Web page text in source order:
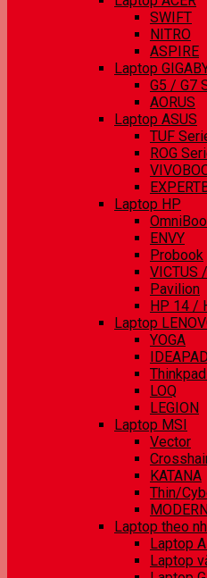
SWIFT
NITRO
ASPIRE
Laptop
G5 / G7
AORUS
Laptop ASUS
TUF
ROG
Laptop HP
ENVY
Probook
VICTUS
Pavilion
HP 14 /
Laptop
YOGA
IDEAPAD
LOQ
LEGION
Laptop MSI
Vector
KATANA
Thin/
Laptop theo
Laptop
Laptop